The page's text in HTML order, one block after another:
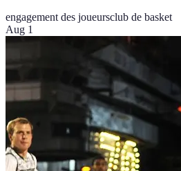
engagement des joueursclub de basket
Aug 1